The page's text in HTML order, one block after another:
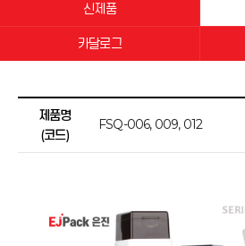
신제품
카달로그
제품명
(코드)
FSQ-006, 009, 012